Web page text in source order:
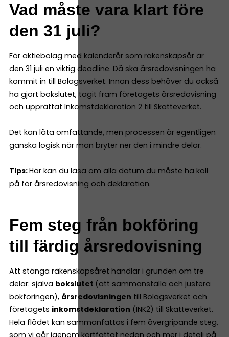
Vad måste vara klart före
den 31 juli?
För aktiebolag med kalenderår som räkenskapsår är
den 31 juli en viktig deadline. Då ska årsredovisningen ha
kommit in till Bolagsverket. Innan dess behöver du också
ha gjort bokslutet, tagit fram företagets årsredovisning
och upprättat Inkomstdeklaration 2 till Skatteverket.
Det kan låta omfattande, men processen är egentligen
ganska logisk när man bryter ner den i mindre delar.
Tips:Här kan du läsa om alla datum du måste ha koll
på för årsredovisning och deklaration.
Fem steg från bokföring
till färdig årsredovisning
Att stänga räkenskapsåret handlar i grunden om tre
delar: själva bokslutet (att sammanställa och justera
bokföringen), årsredovisningen till Bolagsverket och
företagets inkomstdeklaration (INK2) till Skatteverket.
Hela flödet kan sammanfattas i fem övergripande steg,